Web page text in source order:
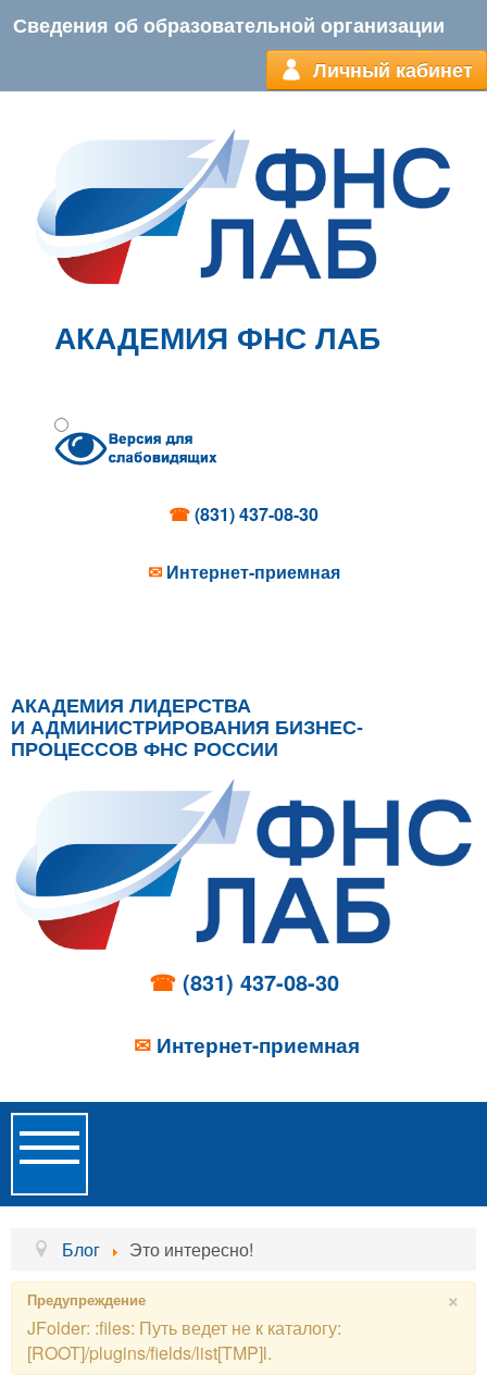
Сведения об образовательной организации
Личный кабинет
АКАДЕМИЯ ФНС ЛАБ
☎(831) 437-08-30
✉ Интернет-приемная
АКАДЕМИЯ ЛИДЕРСТВА
И АДМИНИСТРИРОВАНИЯ БИЗНЕС-
ПРОЦЕССОВ ФНС РОССИИ
☎ (831) 437-08-30
✉ Интернет-приемная
Toggle
Navigation
Главная
Об учреждении
Новости
Образовательные услуги
Блог Это интересно!
×
Предупреждение
JFolder: :files: Путь ведет не к каталогу:
[ROOT]/plugins/fields/list[TMP]l.